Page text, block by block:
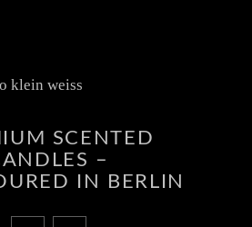
SCENTED
–
IN BERLIN